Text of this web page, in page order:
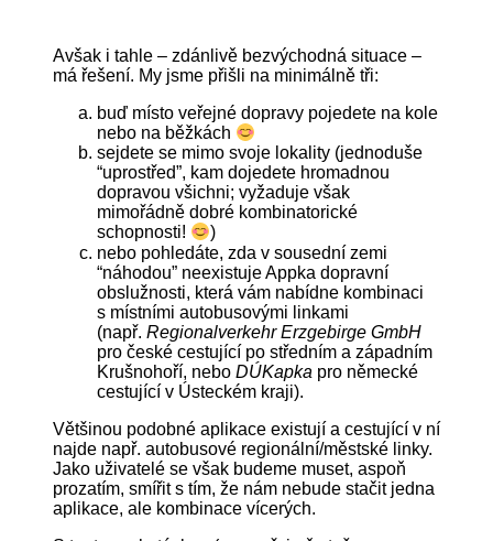
Avšak i tahle – zdánlivě bezvýchodná situace –
má řešení. My jsme přišli na minimálně tři:
buď místo veřejné dopravy pojedete na kole
nebo na běžkách
sejdete se mimo svoje lokality (jednoduše
“uprostřed”, kam dojedete hromadnou
dopravou všichni; vyžaduje však
mimořádně dobré kombinatorické
schopnosti!
)
nebo pohledáte, zda v sousední zemi
“náhodou” neexistuje Appka dopravní
obslužnosti, která vám nabídne kombinaci
s místními autobusovými linkami
(např. Regionalverkehr Erzgebirge GmbH
pro české cestující po středním a západním
Krušnohoří, nebo DÚKapka pro německé
cestující v Ústeckém kraji).
Většinou podobné aplikace existují a cestující v ní
najde např. autobusové regionální/městské linky.
Jako uživatelé se však budeme muset, aspoň
prozatím, smířit s tím, že nám nebude stačit jedna
aplikace, ale kombinace vícerých.